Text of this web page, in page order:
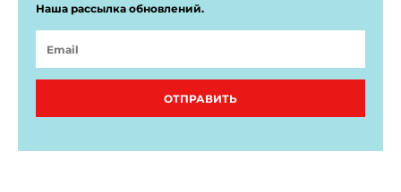
Наша рассылка обновлений.
ОТПРАВИТЬ